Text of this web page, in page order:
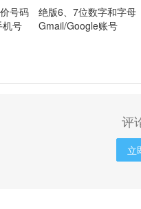
号码
机号
绝版6、7位数字和字母
Gmail/Google账号
评
立